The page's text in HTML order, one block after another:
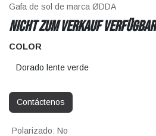
Gafa de sol de marca ØDDA
Nicht zum Verkauf verfügbar
COLOR
Contáctenos
Polarizado: No